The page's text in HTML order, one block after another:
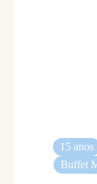
15 anos
Buffet